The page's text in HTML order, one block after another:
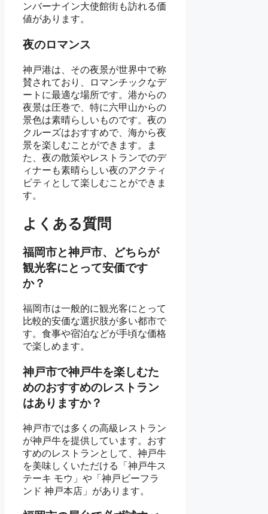
ンバーナイン大使館街も訪れる価
値があります。
夜のロマンス
神戸港は、その夜景が世界中で称
賛されており、ロマンチックなデ
ートに最適な場所です。港からの
夜景は圧巻で、特に六甲山からの
景色は素晴らしいものです。夜の
クルーズはおすすめで、海から夜
景を楽しむことができます。ま
た、夜の散策やレストランでのデ
ィナーも素晴らしい夜のアクティ
ビティとして楽しむことができま
す。
よくある質問
福岡市と神戸市、どちらが
観光客にとって安価です
か？
福岡市は一般的に観光客にとって
比較的安価な選択肢が多い都市で
す。食事や宿泊などが手頃な価格
で楽しめます。
神戸市で神戸牛を楽しむた
めのおすすめのレストラン
はありますか？
神戸市では多くの高級レストラン
が神戸牛を提供しています。おす
すめのレストランとして、神戸牛
を美味しくいただける「神戸牛ス
テーキ モウ」や「神戸ビーフラ
ンド 神戸本店」があります。